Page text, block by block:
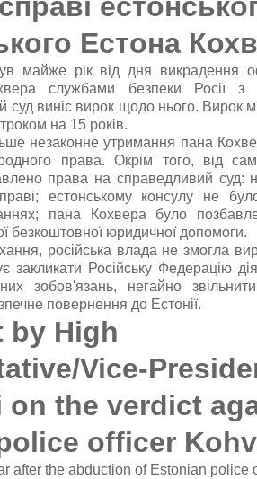
Естона
майже рік від дня викрадення
службами безпеки Росії з
суд виніс вирок щодо нього. Вирок
на 15 років.
незаконне утримання пана
права. Окрім того, від
права на справедливий суд:
естонському консулу не
пана Кохвера було
безкоштовної юридичної допомоги.
російська влада не змогла
Російську Федерацію
зобов'язань, негайно
повернення до Естонії.
by High
Vice-
on the verdict
officer
after the abduction of Estonian police